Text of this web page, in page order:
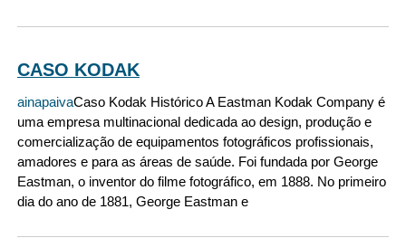
CASO KODAK
ainapaivaCaso Kodak Histórico A Eastman Kodak Company é
uma empresa multinacional dedicada ao design, produção e
comercialização de equipamentos fotográficos profissionais,
amadores e para as áreas de saúde. Foi fundada por George
Eastman, o inventor do filme fotográfico, em 1888. No primeiro
dia do ano de 1881, George Eastman e